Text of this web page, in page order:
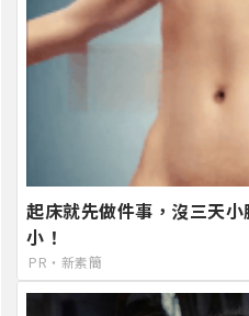
起床就先做件事，沒三天
小！
PR・新素簡